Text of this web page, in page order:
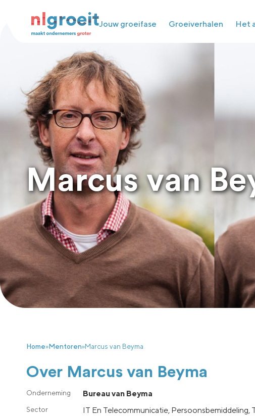
Jouw groeifase Groeiverhalen Het
Marcus van
Home»Mentoren»Marcus van Beyma
Over Marcus van Beyma
Bureau van Beyma
IT En Telecommunicatie, Persoonsbemiddeling,